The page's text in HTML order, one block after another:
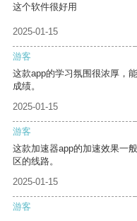
这个软件很好用
2025-01-15
游客
这款app的学习氛围很浓厚，
成绩。
2025-01-15
游客
这款加速器app的加速效果一
区的线路。
2025-01-15
游客